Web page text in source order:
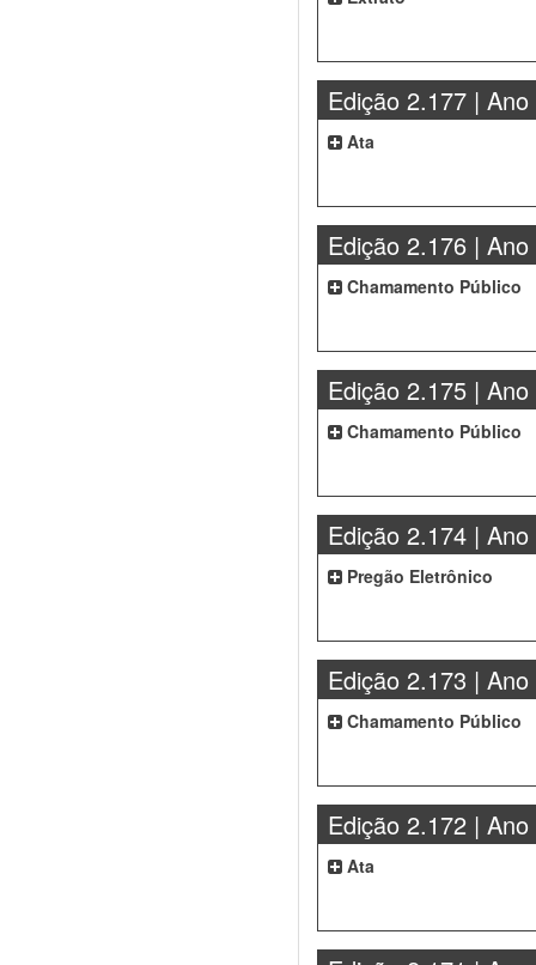
Edição 2.177 | Ano
Ata
Edição 2.176 | Ano
Chamamento Público
Edição 2.175 | Ano
Chamamento Público
Edição 2.174 | Ano
Pregão Eletrônico
Edição 2.173 | Ano
Chamamento Público
Edição 2.172 | Ano
Ata